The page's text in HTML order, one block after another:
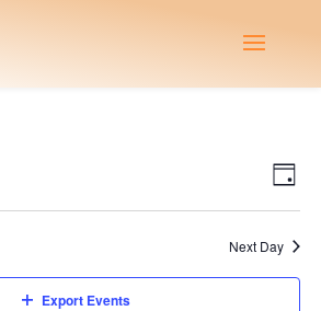
Day
Next Day
Export Events